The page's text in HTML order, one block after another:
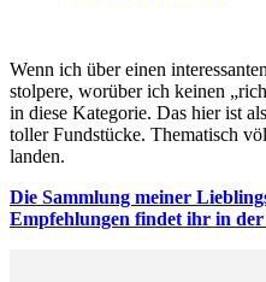
Wenn ich über einen
stolpere, worüber ich keinen
in diese Kategorie. Das hier ist
toller Fundstücke. Thematisch
landen.
Die Sammlung meiner
Empfehlungen findet ihr in